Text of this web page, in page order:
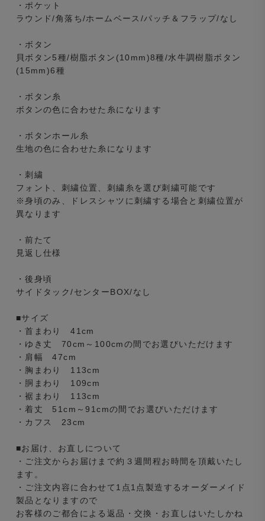
・ポケット
ラウンド/角落ち/ホームベース/パッチ＆フラップ/なし
・ボタン
貝ボタン5種/樹脂ボタン(10mm)8種/水牛調樹脂ボタン
(15mm)6種
・ボタン糸
ボタンの色に合わせた糸になります
・ボタンホール糸
生地の色に合わせた糸になります
・刺繍
フォント、刺繍位置、刺繍糸を選び刺繍可能です
※身頃のみ、ドレスシャツに刺繍する場合と刺繍位置が
異なります
・前たて
見返し仕様
・後身頃
サイドタック/センターBOX/なし
■サイズ
・首まわり 41cm
・ゆき丈 70cm～100cmの間でお選びいただけます
・肩幅 47cm
・胸まわり 113cm
・胴まわり 109cm
・裾まわり 113cm
・着丈 51cm～91cmの間でお選びいただけます
・カフス 23cm
■お届け、お直しについて
・ご注文からお届けまで約３週間程お時間を頂戴いたし
ます。
・ご注文内容に合わせて1点1点製造するオーダーメイド
製品となりますので
お客様のご都合による返品・交換・お直しはいたしかね